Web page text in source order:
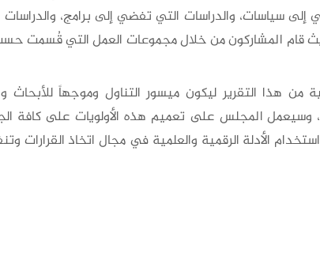
سياسات، والدراسات التي تفضي إلى برامج،
قام المشاركون من خلال مجموعات العمل التي قُسمت
هذا التقرير ليكون ميسور التناول وموجهاً للأبحاث
وسيعمل المجلس على تعميم هذه الأولويات على
الأدلة الرقمية والعلمية في مجال اتخاذ القرارات